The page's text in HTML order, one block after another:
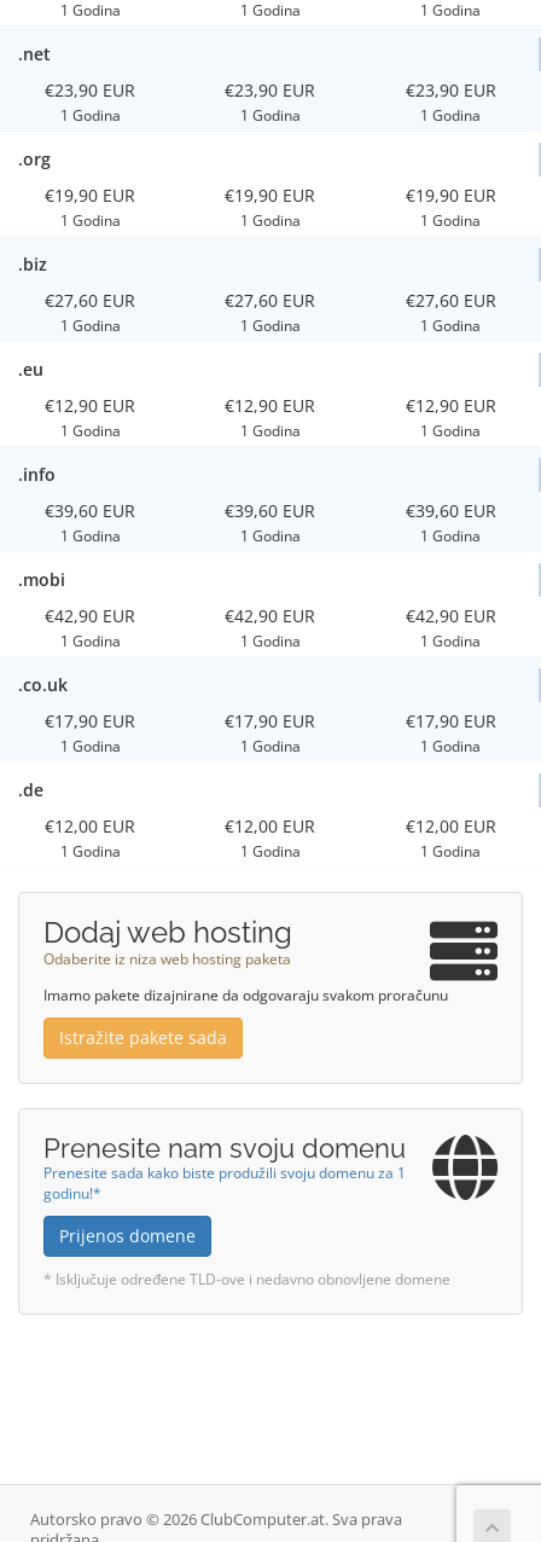
1 Godina 1 Godina 1 Godina
.net
€23,90 EUR
1 Godina
€23,90 EUR
1 Godina
€23,90 EUR
1 Godina
.org
€19,90 EUR
1 Godina
€19,90 EUR
1 Godina
€19,90 EUR
1 Godina
.biz
€27,60 EUR
1 Godina
€27,60 EUR
1 Godina
€27,60 EUR
1 Godina
.eu
€12,90 EUR
1 Godina
€12,90 EUR
1 Godina
€12,90 EUR
1 Godina
.info
€39,60 EUR
1 Godina
€39,60 EUR
1 Godina
€39,60 EUR
1 Godina
.mobi
€42,90 EUR
1 Godina
€42,90 EUR
1 Godina
€42,90 EUR
1 Godina
.co.uk
€17,90 EUR
1 Godina
€17,90 EUR
1 Godina
€17,90 EUR
1 Godina
.de
€12,00 EUR
1 Godina
€12,00 EUR
1 Godina
€12,00 EUR
1 Godina
Dodaj web hosting
Odaberite iz niza web hosting paketa
Imamo pakete dizajnirane da odgovaraju svakom proračunu
Istražite pakete sada
Prenesite nam svoju domenu
Prenesite sada kako biste produžili svoju domenu za 1
godinu!*
Prijenos domene
* Isključuje određene TLD-ove i nedavno obnovljene domene
Autorsko pravo © 2026 ClubComputer.at. Sva prava